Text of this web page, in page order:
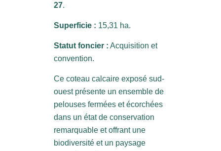
27.
Superficie : 15,31 ha.
Statut foncier : Acquisition et
convention.
Ce coteau calcaire exposé sud-
ouest présente un ensemble de
pelouses fermées et écorchées
dans un état de conservation
remarquable et offrant une
biodiversité et un paysage